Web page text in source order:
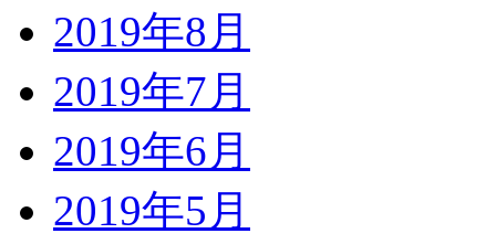
2019年8月
2019年7月
2019年6月
2019年5月